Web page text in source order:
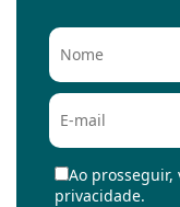
Ao prosseguir,
privacidade.